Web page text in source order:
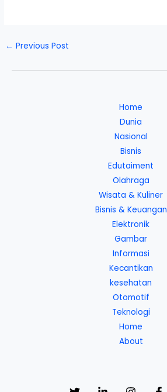
← Previous Post
Home
Dunia
Nasional
Bisnis
Edutaiment
Olahraga
Wisata & Kuliner
Bisnis & Keuangan
Elektronik
Gambar
Informasi
Kecantikan
kesehatan
Otomotif
Teknologi
Home
About